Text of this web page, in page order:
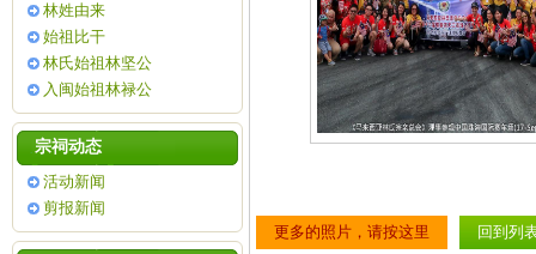
林姓由来
始祖比干
林氏始祖林坚公
入闽始祖林禄公
宗祠动态
活动新闻
剪报新闻
更多的照片，请按这里 回到列